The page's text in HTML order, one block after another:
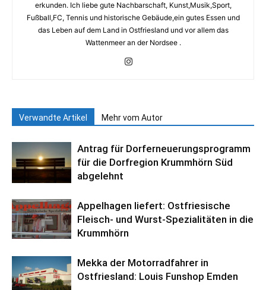
erkunden. Ich liebe gute Nachbarschaft, Kunst,Musik,Sport,
Fußball,FC, Tennis und historische Gebäude,ein gutes Essen und
das Leben auf dem Land in Ostfriesland und vor allem das
Wattenmeer an der Nordsee .
Verwandte Artikel Mehr vom Autor
Antrag für Dorferneuerungsprogramm
für die Dorfregion Krummhörn Süd
abgelehnt
Appelhagen liefert: Ostfriesische
Fleisch- und Wurst-Spezialitäten in die
Krummhörn
Mekka der Motorradfahrer in
Ostfriesland: Louis Funshop Emden